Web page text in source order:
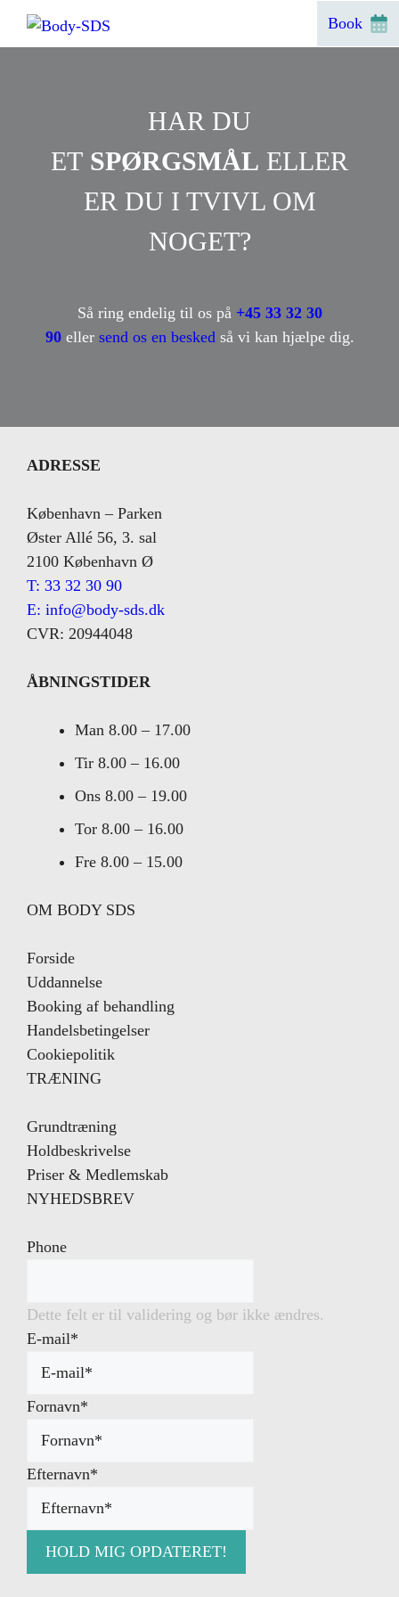
Book
HAR DU
ET SPØRGSMÅL ELLER
ER DU I TVIVL OM
NOGET?
Så ring endelig til os på +45 33 32 30
90eller send os en beskedså vi kan hjælpe dig.
ADRESSE
København – Parken
Øster Allé 56, 3. sal
2100 København Ø
T: 33 32 30 90
E: info@body-sds.dk
CVR: 20944048
ÅBNINGSTIDER
Man 8.00 – 17.00
Tir 8.00 – 16.00
Ons 8.00 – 19.00
Tor 8.00 – 16.00
Fre 8.00 – 15.00
OM BODY SDS
Forside
Uddannelse
Booking af behandling
Handelsbetingelser
Cookiepolitik
TRÆNING
Grundtræning
Holdbeskrivelse
Priser & Medlemskab
NYHEDSBREV
Phone
Dette felt er til validering og bør ikke ændres.
E-mail*
Fornavn*
Efternavn*